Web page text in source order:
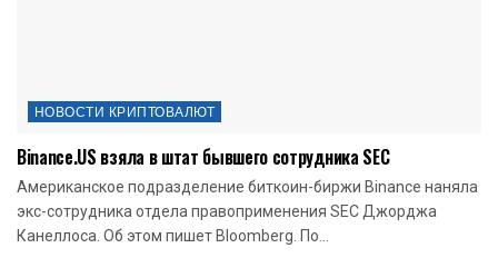
НОВОСТИ КРИПТОВАЛЮТ
Binance.US взяла в штат бывшего сотрудника SEC
Американское подразделение биткоин-биржи Binance наняла
экс-сотрудника отдела правоприменения SEC Джорджа
Канеллоса. Об этом пишет Bloomberg. По...